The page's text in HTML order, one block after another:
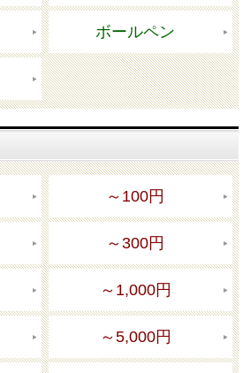
ボールペン
～100円
～300円
～1,000円
～5,000円